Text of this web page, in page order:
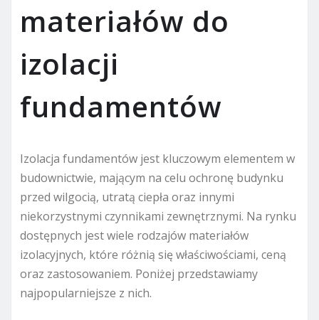
materiałów do
izolacji
fundamentów
Izolacja fundamentów jest kluczowym elementem w
budownictwie, mającym na celu ochronę budynku
przed wilgocią, utratą ciepła oraz innymi
niekorzystnymi czynnikami zewnętrznymi. Na rynku
dostępnych jest wiele rodzajów materiałów
izolacyjnych, które różnią się właściwościami, ceną
oraz zastosowaniem. Poniżej przedstawiamy
najpopularniejsze z nich.